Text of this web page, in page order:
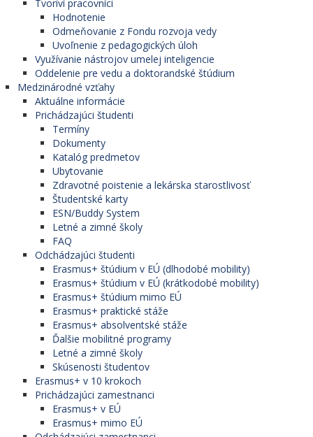
Tvoriví pracovníci
Hodnotenie
Odmeňovanie z Fondu rozvoja vedy
Uvoľnenie z pedagogických úloh
Využívanie nástrojov umelej inteligencie
Oddelenie pre vedu a doktorandské štúdium
Medzinárodné vzťahy
Aktuálne informácie
Prichádzajúci študenti
Termíny
Dokumenty
Katalóg predmetov
Ubytovanie
Zdravotné poistenie a lekárska starostlivosť
Študentské karty
ESN/Buddy System
Letné a zimné školy
FAQ
Odchádzajúci študenti
Erasmus+ štúdium v EÚ (dlhodobé mobility)
Erasmus+ štúdium v EÚ (krátkodobé mobility)
Erasmus+ štúdium mimo EÚ
Erasmus+ praktické stáže
Erasmus+ absolventské stáže
Ďalšie mobilitné programy
Letné a zimné školy
Skúsenosti študentov
Erasmus+ v 10 krokoch
Prichádzajúci zamestnanci
Erasmus+ v EÚ
Erasmus+ mimo EÚ